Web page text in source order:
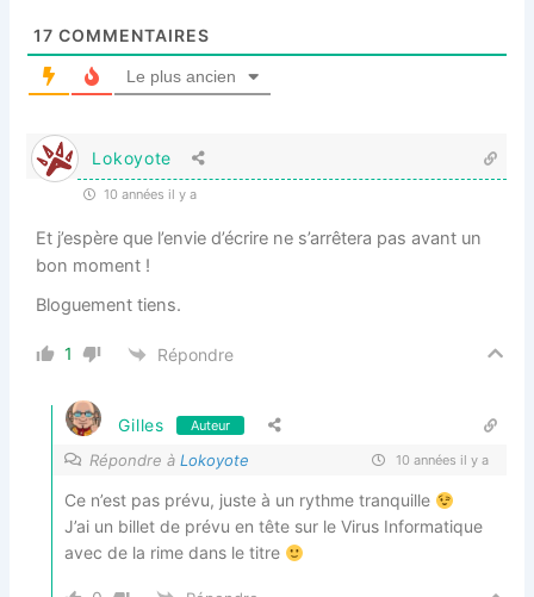
17 COMMENTAIRES
Le plus ancien
Lokoyote
10 années il y a
Et j’espère que l’envie d’écrire ne s’arrêtera pas avant un
bon moment !
Bloguement tiens.
1 Répondre
Gilles Auteur
Répondre àLokoyote 10 années il y a
Ce n’est pas prévu, juste à un rythme tranquille
J’ai un billet de prévu en tête sur le Virus Informatique
avec de la rime dans le titre